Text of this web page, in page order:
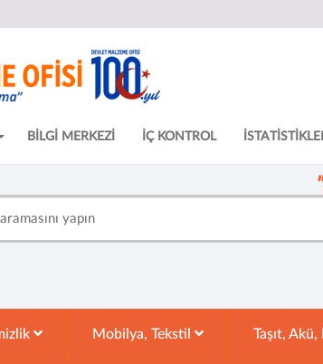
BİLGİ MERKEZİ İÇ KONTROL
Mobilya, Tekstil Taşıt,